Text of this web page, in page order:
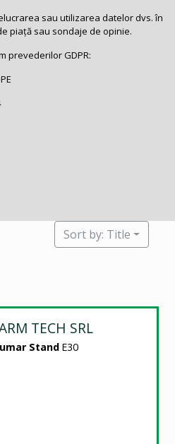
sau utilizarea datelor dvs. în
piață sau sondaje de opinie.
prevederilor GDPR:
Sort by: Title
TECH SRL
Stand E30